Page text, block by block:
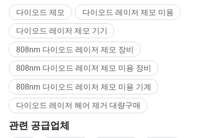
1.다양한 크기의 스팟(8×8/12×12/12×20mm/코털 팁)을 사용할 수
있습니다. 큰 반점은 팔다리/등을 덮고 작은 반점은 입술/코털/비키
니 라인을 정밀하게 다듬습니다.
2.실제 테스트 결과, 전신의 체모 제거는 기존 장비의 2배에 달하는
8-10분 밖에 걸리지 않아 매장의 일일 고객 체적이 50% 증가하는
것으로 나타났습니다.
3.이 손잡이는 고해상도 트루 컬러 터치스크린 인터페이스를 갖추
니다.
다이오드 제모
다이오드 레이저 제모 미용
다이오드 레이저 제모 기기
808nm 다이오드 레이저 제모 장비
808nm 다이오드 레이저 제모 미용 장비
808nm 다이오드 레이저 제모 미용 기계
다이오드 레이저 헤어 제거 대량구매
관련 공급업체